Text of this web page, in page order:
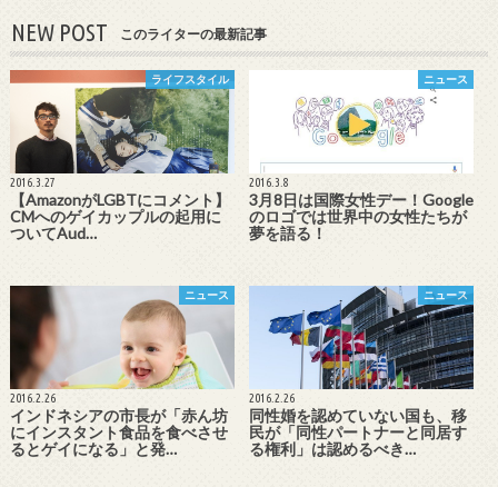
NEW POST このライターの最新記事
ライフスタイル
2016.3.27
【AmazonがLGBTにコメント】
CMへのゲイカップルの起用に
ついてAud…
ニュース
2016.3.8
3月8日は国際女性デー！Google
のロゴでは世界中の女性たちが
夢を語る！
ニュース
2016.2.26
インドネシアの市長が「赤ん坊
にインスタント食品を食べさせ
るとゲイになる」と発…
ニュース
2016.2.26
同性婚を認めていない国も、移
民が「同性パートナーと同居す
る権利」は認めるべき…